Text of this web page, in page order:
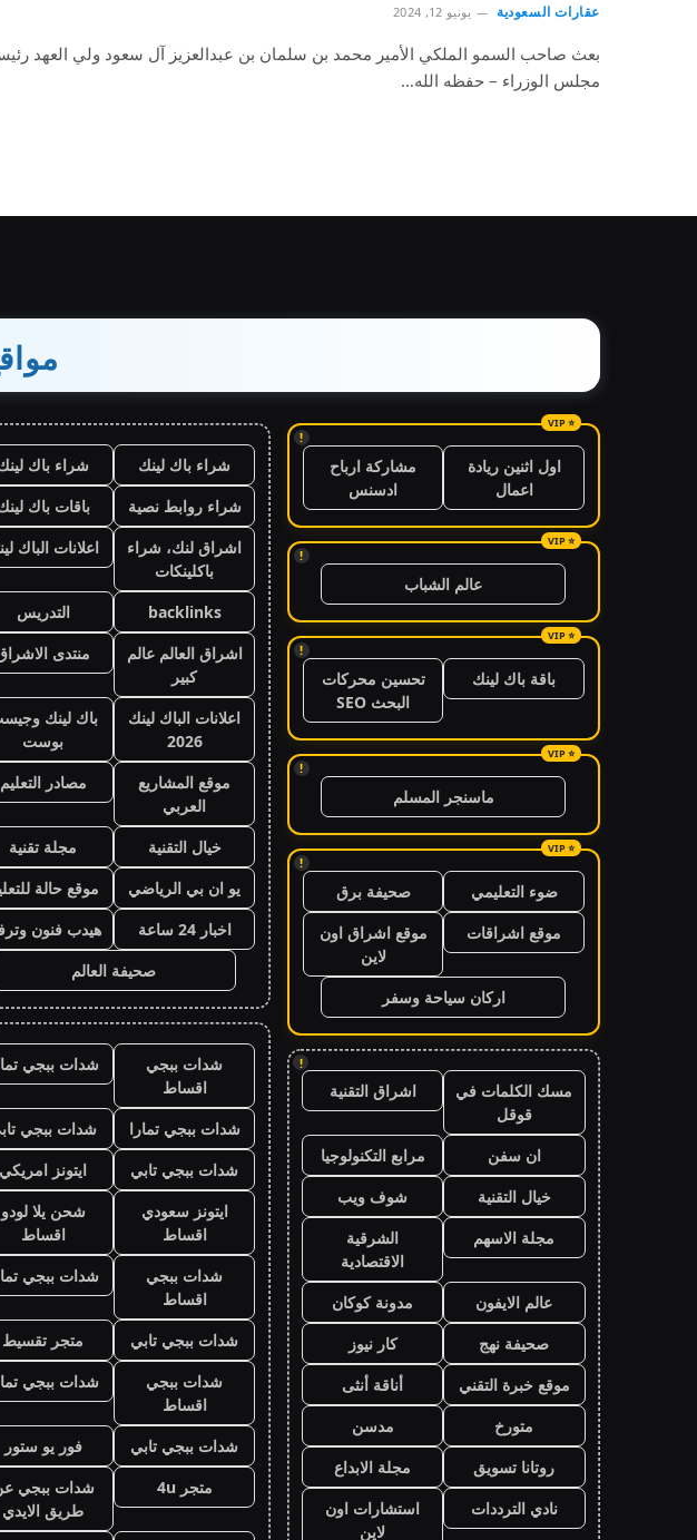
عقارات السعودية يونيو 12, 2024
بعث صاحب السمو الملكي الأمير محمد بن سلمان بن عبدالعزيز آل سعود ولي العهد
مجلس الوزراء – حفظه الله…
!
اول اثنين ريادة
اعمال
مشاركة ارباح
ادسنس
!
عالم الشباب
!
باقة باك لينك
تحسين محركات
البحث SEO
!
ماسنجر المسلم
!
ضوء التعليمي
صحيفة برق
موقع اشراقات
موقع اشراق اون
لاين
اركان سياحة وسفر
!
مسك الكلمات في
قوقل
اشراق التقنية
ان سفن
مرابع التكنولوجيا
خيال التقنية
شوف ويب
مجلة الاسهم
الشرقية
الاقتصادية
عالم الايفون
مدونة كوكان
صحيفة نهج
كار نيوز
موقع خبرة التقني
أناقة أنثى
متورخ
مدسن
روتانا تسويق
مجلة الابداع
نادي الترددات
استشارات اون
لاين
شراء باك لينك
شراء باك
شراء روابط نصية
باقات باك
اشراق لنك، شراء
باكلينكات
اعلانات الباك
backlinks
التدريس
اشراق العالم عالم
كبير
منتدى
اعلانات الباك لينك
2026
باك لينك
بوست
موقع المشاريع
العربي
مصادر التعليم
خيال التقنية
مجلة تقنية
يو ان بي الرياضي
موقع حالة
اخبار 24 ساعة
هيدب فنون
صحيفة العالم
شدات ببجي
اقساط
شدات ببجي
شدات ببجي تمارا
شدات ببجي
شدات ببجي تابي
ايتونز امريكي
ايتونز سعودي
اقساط
شحن يلا لودو
اقساط
شدات ببجي
اقساط
شدات ببجي
شدات ببجي تابي
متجر تقسيط
شدات ببجي
اقساط
شدات ببجي
شدات ببجي تابي
فور يو ستور
متجر 4u
شدات ببجي
طريق الايدي